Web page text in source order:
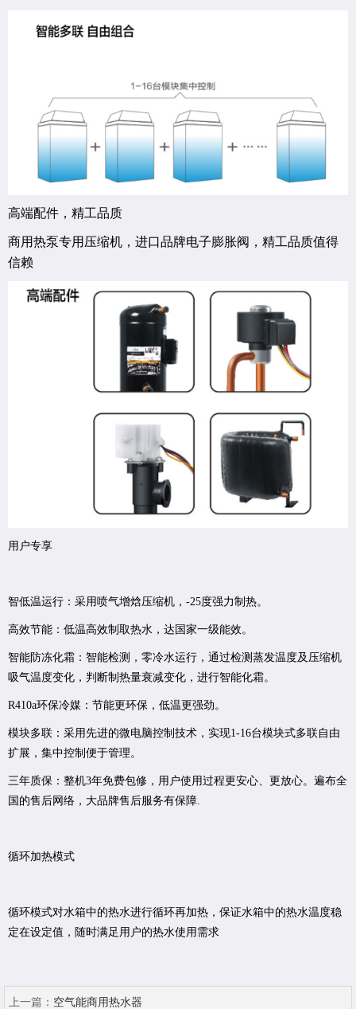
高端配件，精工品质
商用热泵专用压缩机，进口品牌电子膨胀阀，精工品质值得
信赖
用户专享
智低温运行：采用喷气增焓压缩机，-25度强力制热。
高效节能：低温高效制取热水，达国家一级能效。
智能防冻化霜：智能检测，零冷水运行，通过检测蒸发温度及压缩机
吸气温度变化，判断制热量衰减变化，进行智能化霜。
R410a环保冷媒：节能更环保，低温更强劲。
模块多联：采用先进的微电脑控制技术，实现1-16台模块式多联自由
扩展，集中控制便于管理。
三年质保：整机3年免费包修，用户使用过程更安心、更放心。遍布全
国的售后网络，大品牌售后服务有保障.
循环加热模式
循环模式对水箱中的热水进行循环再加热，保证水箱中的热水温度稳
定在设定值，随时满足用户的热水使用需求
上一篇： 空气能商用热水器